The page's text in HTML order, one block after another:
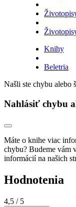
Knihy
Beletria
Našli ste chybu alebo
Nahlásiť chybu
Máte o knihe viac
chybu? Budeme vám
informácií na našich
Hodnotenia
4,5 / 5